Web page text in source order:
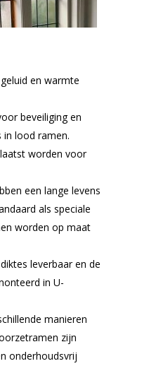
en warmte
beveiliging en
in lood ramen.
worden voor
een lange levens
als speciale
worden op maat
leverbaar en de
in U-
manieren
zijn
onderhoudsvrij